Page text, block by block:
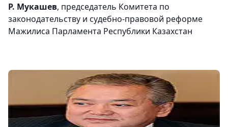
Р. Мукашев, председатель Комитета по
законодательству и судебно-правовой реформе
Мажилиса Парламента Республики Казахстан